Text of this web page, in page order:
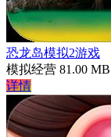
恐龙岛模拟2游戏
模拟经营 81.00 MB
详情